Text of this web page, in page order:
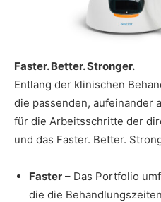
Faster. Better. Stronger.
Entlang der klinischen
die passenden, aufeinander
für die Arbeitsschritte der
und das Faster. Better.
Faster – Das Portfolio
die die